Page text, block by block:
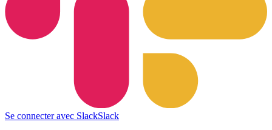
Se connecter avec SlackSlack